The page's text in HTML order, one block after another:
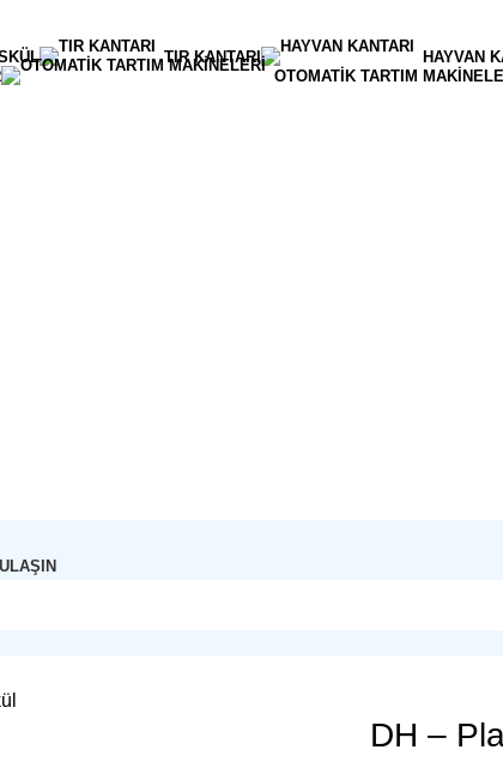
TIR KANTARI HAYVAN
OTOMATIK TARTIM
DH –